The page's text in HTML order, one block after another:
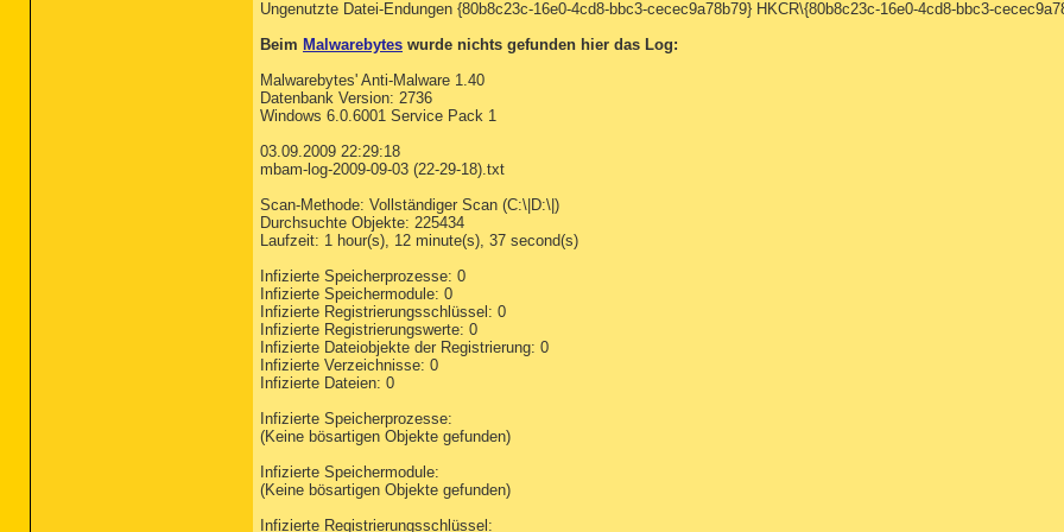
Ungenutzte Datei-Endungen {80b8c23c-16e0-4cd8-bbc3-cecec9a78b79} HKCR\{80b8c23c-16e0-4cd8-bbc3-
Beim Malwarebytes wurde nichts gefunden hier das Log:
Malwarebytes' Anti-Malware 1.40
Datenbank Version: 2736
Windows 6.0.6001 Service Pack 1
03.09.2009 22:29:18
mbam-log-2009-09-03 (22-29-18).txt
Scan-Methode: Vollständiger Scan (C:\|D:\|)
Durchsuchte Objekte: 225434
Laufzeit: 1 hour(s), 12 minute(s), 37 second(s)
Infizierte Speicherprozesse: 0
Infizierte Speichermodule: 0
Infizierte Registrierungsschlüssel: 0
Infizierte Registrierungswerte: 0
Infizierte Dateiobjekte der Registrierung: 0
Infizierte Verzeichnisse: 0
Infizierte Dateien: 0
Infizierte Speicherprozesse:
(Keine bösartigen Objekte gefunden)
Infizierte Speichermodule:
(Keine bösartigen Objekte gefunden)
Infizierte Registrierungsschlüssel: